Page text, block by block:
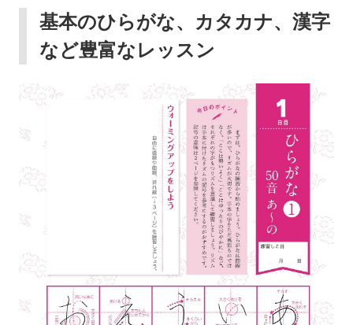
基本のひらがな、カタカナ、漢字
など豊富なレッスン